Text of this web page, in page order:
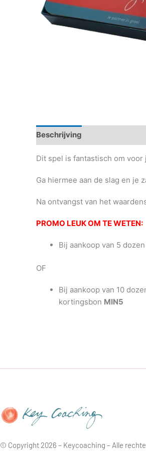
Beschrijving
Dit spel is fantastisch om
Ga hiermee aan de slag en je
Na ontvangst van het
PROMO LEUK OM TE WETEN:
Bij aankoop van 5
OF
Bij aankoop van 10
kortingsbon MIN5
© Copyright 2026 – Keycoaching – Alle